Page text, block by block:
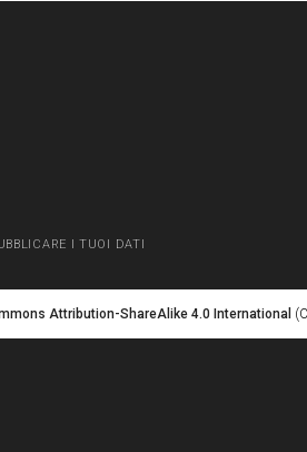
I TUOI DATI
Attribution-ShareAlike 4.0 International